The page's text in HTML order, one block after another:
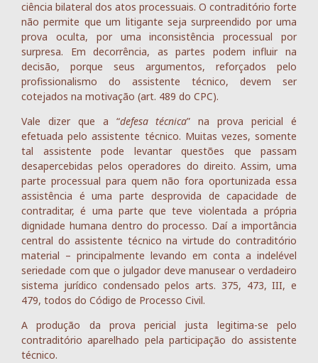
ciência bilateral dos atos processuais. O contraditório forte
não permite que um litigante seja surpreendido por uma
prova oculta, por uma inconsistência processual por
surpresa. Em decorrência, as partes podem influir na
decisão, porque seus argumentos, reforçados pelo
profissionalismo do assistente técnico, devem ser
cotejados na motivação (art. 489 do CPC).
Vale dizer que a “defesa técnica” na prova pericial é
efetuada pelo assistente técnico. Muitas vezes, somente
tal assistente pode levantar questões que passam
desapercebidas pelos operadores do direito. Assim, uma
parte processual para quem não fora oportunizada essa
assistência é uma parte desprovida de capacidade de
contraditar, é uma parte que teve violentada a própria
dignidade humana dentro do processo. Daí a importância
central do assistente técnico na virtude do contraditório
material – principalmente levando em conta a indelével
seriedade com que o julgador deve manusear o verdadeiro
sistema jurídico condensado pelos arts. 375, 473, III, e
479, todos do Código de Processo Civil.
A produção da prova pericial justa legitima-se pelo
contraditório aparelhado pela participação do assistente
técnico.